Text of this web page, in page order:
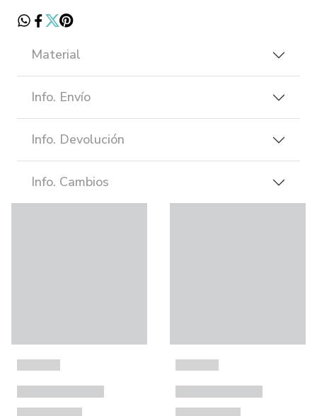
Material
Info. Envío
Info. Devolución
Info. Cambios